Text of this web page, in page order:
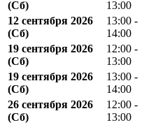
(Сб)
13:00
12 сентября 2026
(Сб)
13:00 -
14:00
19 сентября 2026
(Сб)
12:00 -
13:00
19 сентября 2026
(Сб)
13:00 -
14:00
26 сентября 2026
(Сб)
12:00 -
13:00